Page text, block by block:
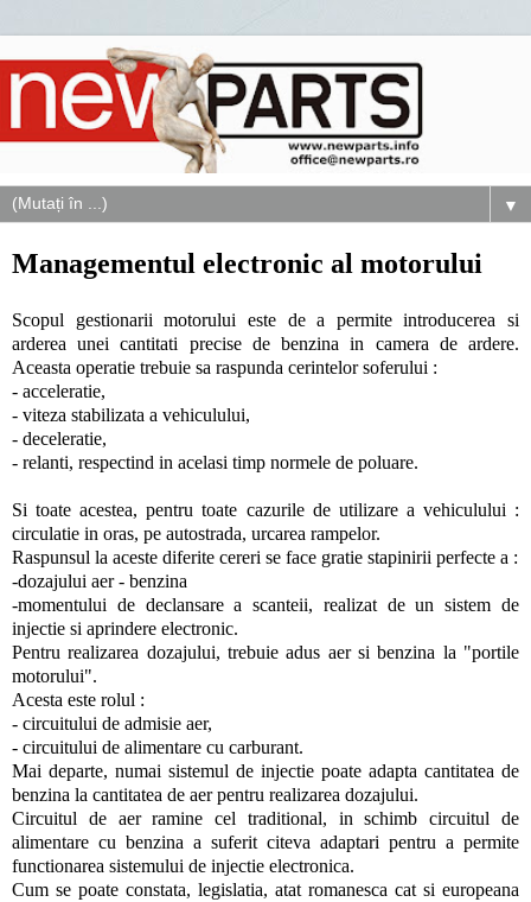
▼
Managementul electronic al motorului
Scopul gestionarii motorului este de a permite introducerea si
arderea unei cantitati precise de benzina in camera de ardere.
Aceasta operatie trebuie sa raspunda cerintelor soferului :
- acceleratie,
- viteza stabilizata a vehiculului,
- deceleratie,
- relanti, respectind in acelasi timp normele de poluare.
Si toate acestea, pentru toate cazurile de utilizare a vehiculului :
circulatie in oras, pe autostrada, urcarea rampelor.
Raspunsul la aceste diferite cereri se face gratie stapinirii perfecte a :
-dozajului aer - benzina
-momentului de declansare a scanteii, realizat de un sistem de
injectie si aprindere electronic.
Pentru realizarea dozajului, trebuie adus aer si benzina la "portile
motorului".
Acesta este rolul :
- circuitului de admisie aer,
- circuitului de alimentare cu carburant.
Mai departe, numai sistemul de injectie poate adapta cantitatea de
benzina la cantitatea de aer pentru realizarea dozajului.
Circuitul de aer ramine cel traditional, in schimb circuitul de
alimentare cu benzina a suferit citeva adaptari pentru a permite
functionarea sistemului de injectie electronica.
Cum se poate constata, legislatia, atat romanesca cat si europeana